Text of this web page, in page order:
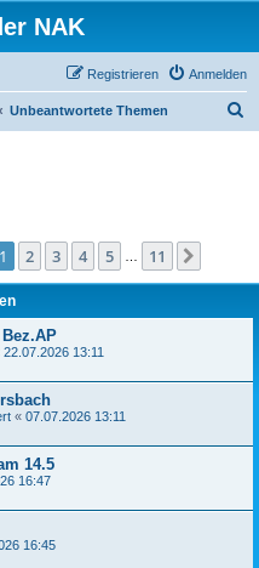
NAK
Anmelden
Registrieren
Unbeantwortete Themen
1von 11
1 2 3 4 5 11
22.07.2026 13:11
« 07.07.2026 13:11
14.5
16:47
16:45